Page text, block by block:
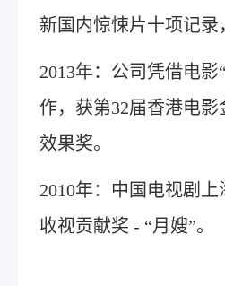
新国内惊悚片十项记录
2013年：公司凭借电影
作，获第32届香港电
效果奖。
2010年：中国电视剧
收视贡献奖 - “月嫂”。